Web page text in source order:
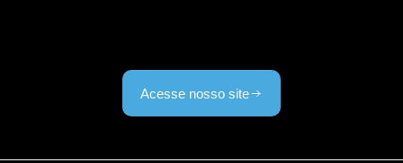
Acesse nosso site